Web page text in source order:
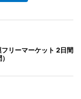
リーマーケット 2日間